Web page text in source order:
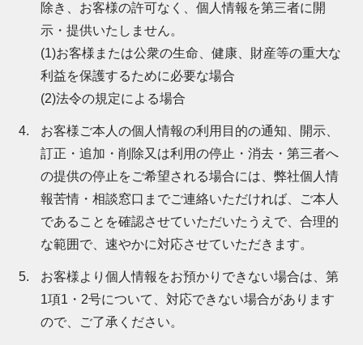
除き、お客様の許可なく、個人情報を第三者に開
示・提供いたしません。
(1)お客様または公衆の生命、健康、財産等の重大な
利益を保護するために必要な場合
(2)法令の規定による場合
お客様ご本人の個人情報の利用目的の通知、開示、
訂正・追加・削除又は利用の停止・消去・第三者へ
の提供の停止をご希望される場合には、弊社個人情
報苦情・相談窓口までご連絡いただければ、ご本人
であることを確認させていただいたうえで、合理的
な範囲で、速やかに対応させていただきます。
お客様より個人情報をお預かりできない場合は、第
1項1・2号について、対応できない場合があります
ので、ご了承ください。